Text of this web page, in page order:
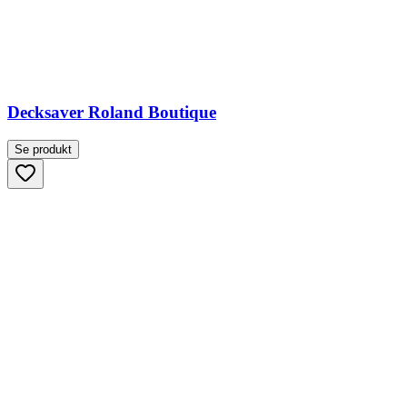
Decksaver Roland Boutique
Se produkt